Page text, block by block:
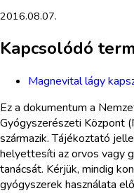
2016.08.07.
Kapcsolódó
Magnevital lágy
Ez a dokumentum a
Gyógyszerészeti Központ
származik. Tájékoztató
helyettesíti az orvos vagy
tanácsát. Kérjük, mindig
gyógyszerek használata